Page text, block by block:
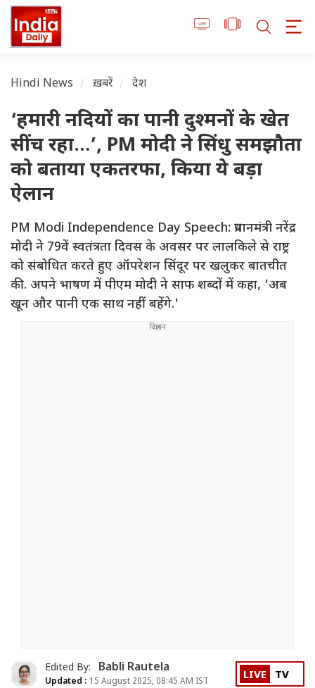
Hindi News ख़बरें देश
‘हमारी नदियों का पानी दुश्मनों के खेत
सींच रहा…’, PM मोदी ने सिंधु समझौता
को बताया एकतरफा, किया ये बड़ा
ऐलान
PM Modi Independence Day Speech: प्रधानमंत्री नरेंद्र
मोदी ने 79वें स्वतंत्रता दिवस के अवसर पर लालकिले से राष्ट्र
को संबोधित करते हुए ऑपरेशन सिंदूर पर खलुकर बातचीत
की. अपने भाषण में पीएम मोदी ने साफ शब्दों में कहा, 'अब
खून और पानी एक साथ नहीं बहेंगे.'
Edited By: Babli Rautela
Updated : 15 August 2025, 08:45 AM IST LIVE TV